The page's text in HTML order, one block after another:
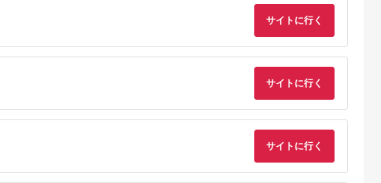
サイトに行く
サイトに行く
サイトに行く